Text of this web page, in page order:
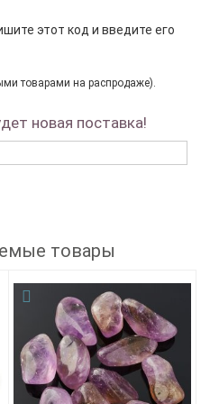
этот код и введите его
товарами на распродаже).
новая поставка!
товары